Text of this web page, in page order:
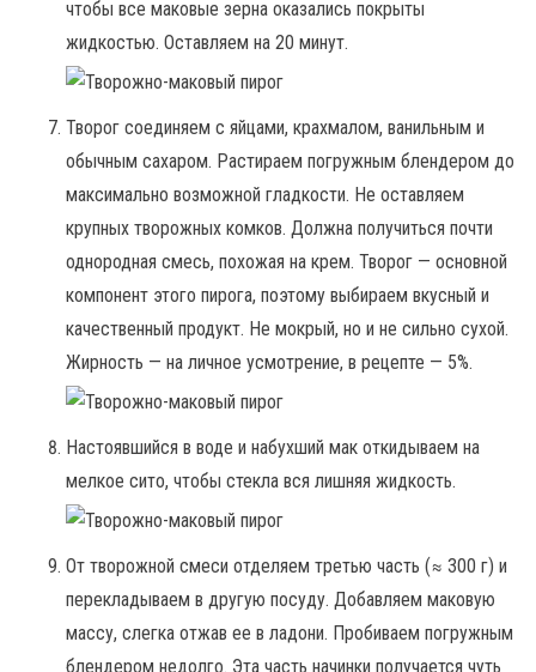
чтобы все маковые зерна оказались покрыты
жидкостью. Оставляем на 20 минут.
Творог соединяем с яйцами, крахмалом, ванильным и
обычным сахаром. Растираем погружным блендером до
максимально возможной гладкости. Не оставляем
крупных творожных комков. Должна получиться почти
однородная смесь, похожая на крем. Творог — основной
компонент этого пирога, поэтому выбираем вкусный и
качественный продукт. Не мокрый, но и не сильно сухой.
Жирность — на личное усмотрение, в рецепте — 5%.
Настоявшийся в воде и набухший мак откидываем на
мелкое сито, чтобы стекла вся лишняя жидкость.
От творожной смеси отделяем третью часть (≈ 300 г) и
перекладываем в другую посуду. Добавляем маковую
массу, слегка отжав ее в ладони. Пробиваем погружным
блендером недолго. Эта часть начинки получается чуть